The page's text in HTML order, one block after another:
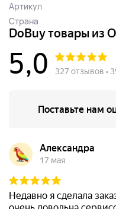
Артикул
Страна